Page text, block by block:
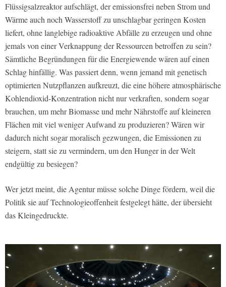
Flüssigsalzreaktor aufschlägt, der emissionsfrei neben Strom und
Wärme auch noch Wasserstoff zu unschlagbar geringen Kosten
liefert, ohne langlebige radioaktive Abfälle zu erzeugen und ohne
jemals von einer Verknappung der Ressourcen betroffen zu sein?
Sämtliche Begründungen für die Energiewende wären auf einen
Schlag hinfällig. Was passiert denn, wenn jemand mit genetisch
optimierten Nutzpflanzen aufkreuzt, die eine höhere atmosphärische
Kohlendioxid-Konzentration nicht nur verkraften, sondern sogar
brauchen, um mehr Biomasse und mehr Nährstoffe auf kleineren
Flächen mit viel weniger Aufwand zu produzieren? Wären wir
dadurch nicht sogar moralisch gezwungen, die Emissionen zu
steigern, statt sie zu vermindern, um den Hunger in der Welt
endgültig zu besiegen?
Wer jetzt meint, die Agentur müsse solche Dinge fördern, weil die
Politik sie auf Technologieoffenheit festgelegt hätte, der übersieht
das Kleingedruckte.